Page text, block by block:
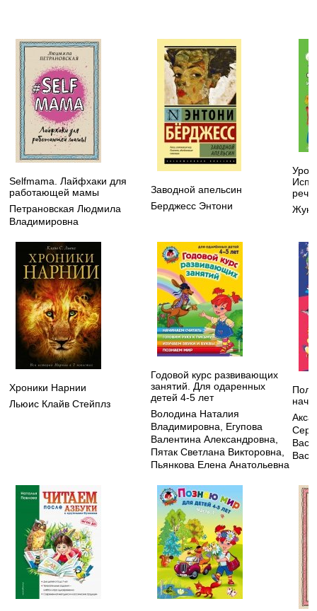
Selfmama. Лайфхаки для
работающей мамы
Петрановская Людмила
Владимировна
Заводной апельсин
Берджесс Энтони
речи
Хроники Нарнии
Льюис Клайв Стейплз
Годовой курс развивающих
занятий. Для одаренных
детей 4-5 лет
Володина Наталия
Владимировна
Егупова
Валентина Александровна
Пятак Светлана Викторовна
Пьянкова Елена Анатольевна